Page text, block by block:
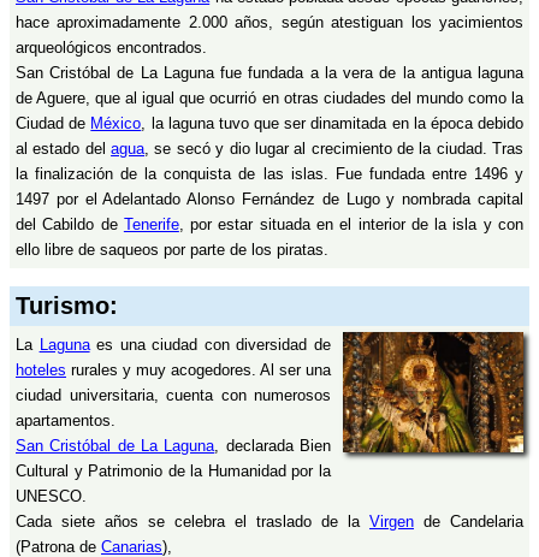
hace aproximadamente 2.000 años, según atestiguan los yacimientos
arqueológicos encontrados.
San Cristóbal de La Laguna fue fundada a la vera de la antigua laguna
de Aguere, que al igual que ocurrió en otras ciudades del mundo como la
Ciudad de México, la laguna tuvo que ser dinamitada en la época debido
al estado delagua, se secó y dio lugar al crecimiento de la ciudad. Tras
la finalización de la conquista de las islas. Fue fundada entre 1496 y
1497 por el Adelantado Alonso Fernández de Lugo y nombrada capital
del Cabildo de Tenerife, por estar situada en el interior de la isla y con
ello libre de saqueos por parte de los piratas.
Turismo:
La Lagunaes una ciudad con diversidad de
hoteles rurales y muy acogedores. Al ser una
ciudad universitaria, cuenta con numerosos
apartamentos.
San Cristóbal de La Laguna, declarada Bien
Cultural y Patrimonio de la Humanidad por la
UNESCO.
Cada siete años se celebra el traslado de la Virgen de Candelaria
(Patrona de Canarias),